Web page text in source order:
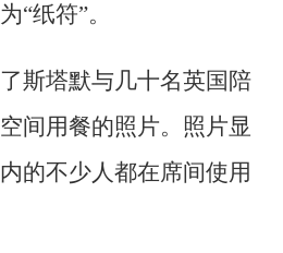
“纸符”。
斯塔默与几十名英国陪
间用餐的照片。照片显
的不少人都在席间使用